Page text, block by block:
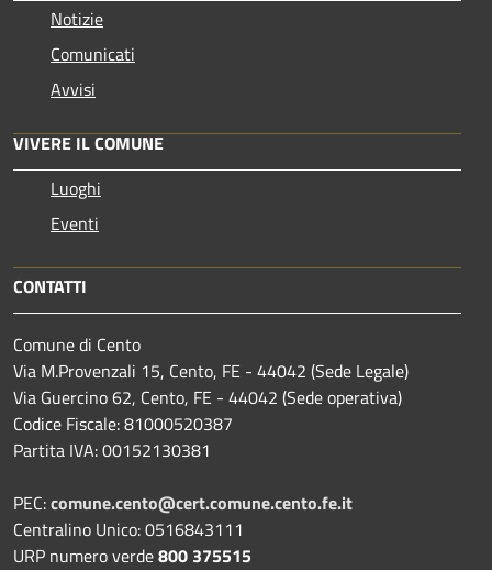
Notizie
Comunicati
Avvisi
VIVERE IL COMUNE
Luoghi
Eventi
CONTATTI
Comune di Cento
Via M.Provenzali 15, Cento, FE - 44042 (Sede Legale)
Via Guercino 62, Cento, FE - 44042 (Sede operativa)
Codice Fiscale: 81000520387
Partita IVA: 00152130381
PEC:comune.cento@cert.comune.cento.fe.it
Centralino Unico: 0516843111
URP numero verde800 375515